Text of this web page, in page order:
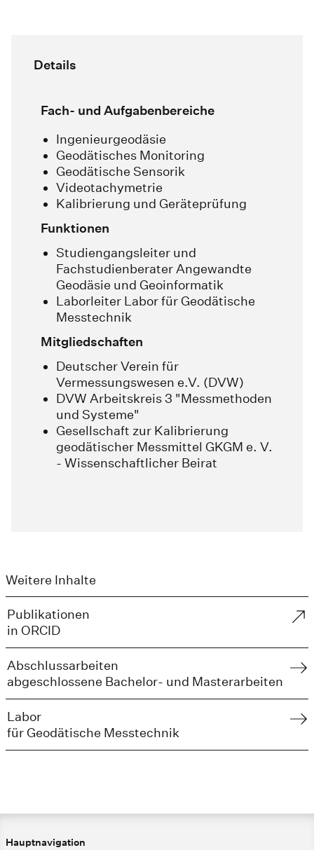
Details
Fach- und Aufgabenbereiche
Ingenieurgeodäsie
Geodätisches Monitoring
Geodätische Sensorik
Videotachymetrie
Kalibrierung und Geräteprüfung
Funktionen
Studiengangsleiter und
FachstudienberaterAngewandte
Geodäsie und Geoinformatik
Laborleiter Labor für Geodätische
Messtechnik
Mitgliedschaften
Deutscher Verein für
Vermessungswesen e.V. (DVW)
DVW Arbeitskreis 3 "Messmethoden
und Systeme"
Gesellschaft zur Kalibrierung
geodätischer Messmittel GKGM e. V.
- Wissenschaftlicher Beirat
Weitere Inhalte
Publikationen
in ORCID
Abschluss­arbeiten
abgeschlossene Bachelor- und Masterarbeiten
Labor
für Geodätische Messtechnik
Hauptnavigation